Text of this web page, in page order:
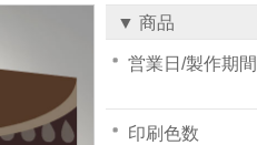
▼ 商品
営業日/製作期間
印刷色数